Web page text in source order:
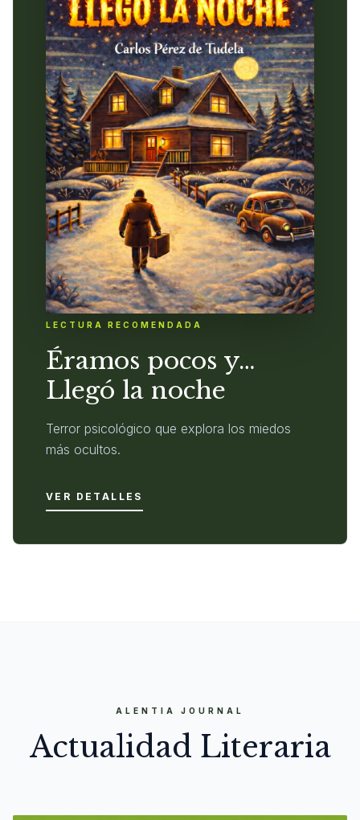
LECTURA RECOMENDADA
Éramos pocos y…
Llegó la noche
Terror psicológico que explora los miedos
más ocultos.
VER DETALLES
ALENTIA JOURNAL
Actualidad Literaria